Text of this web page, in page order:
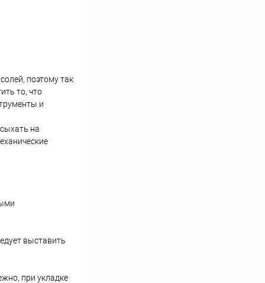
поэтому так
то, что
и
на
выставить
при укладке